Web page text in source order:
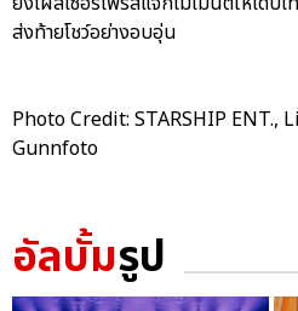
ส่งท้ายโชว์อย่างอบอุ่น
Photo Credit: STARSHIP ENT.,
Gunnfoto
อัลบั้มรูป